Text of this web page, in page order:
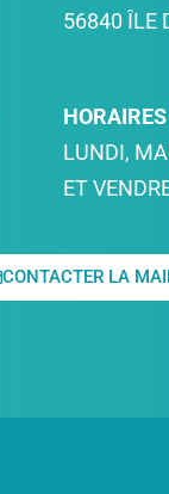
56840 ÎLE
LUNDI,
ET
CONTACTER LA